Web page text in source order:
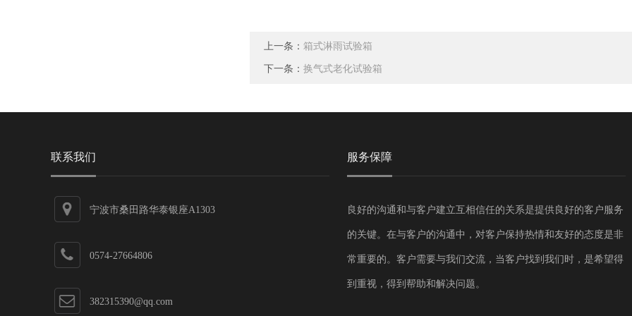
上一条： 箱式淋雨试验箱
下一条： 换气式老化试验箱
联系我们
宁波市桑田路华泰银座A1303
0574-27664806
382315390@qq.com
服务保障
良好的沟通和与客户建立互相信任的关系是提供良好的客户服务
的关键。在与客户的沟通中，对客户保持热情和友好的态度是非
常重要的。客户需要与我们交流，当客户找到我们时，是希望得
到重视，得到帮助和解决问题。